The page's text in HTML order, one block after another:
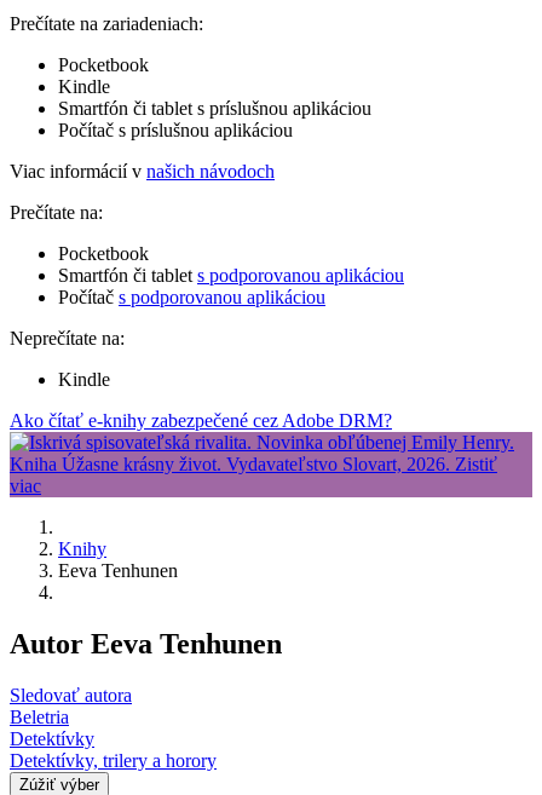
Prečítate na zariadeniach:
Pocketbook
Kindle
Smartfón či tablet s príslušnou aplikáciou
Počítač s príslušnou aplikáciou
Viac informácií v našich návodoch
Prečítate na:
Pocketbook
Smartfón či tablet s podporovanou aplikáciou
Počítač s podporovanou aplikáciou
Neprečítate na:
Kindle
Ako čítať e-knihy zabezpečené cez Adobe DRM?
Knihy
Eeva Tenhunen
Autor Eeva Tenhunen
Sledovať autora
Beletria
Detektívky
Detektívky, trilery a horory
Zúžiť výber